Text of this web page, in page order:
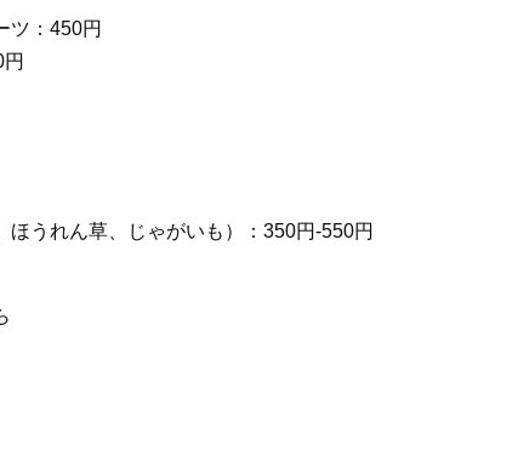
ツ：450円
うれん草、じゃがいも）：350円-550円